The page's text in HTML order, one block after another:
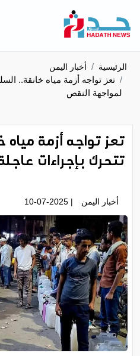
الرئيسية أخبار اليمن
تعز تواجه أزمة مياه خانقة..
لمواجهة النقص
تعز تواجه أزمة
تتحرك بإجراءات
أخبار اليمن | 10-07-2025